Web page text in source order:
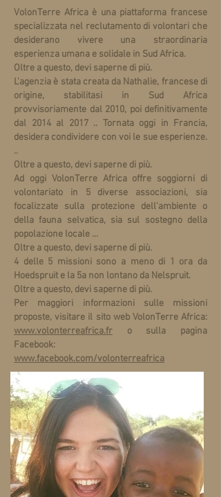
VolonTerre Africa è una piattaforma francese
specializzata nel reclutamento di volontari che
desiderano vivere una straordinaria
esperienza umana e solidale in Sud Africa.
Oltre a questo, devi saperne di più.
L'agenzia è stata creata da Nathalie, francese di
origine, stabilitasi in Sud Africa
provvisoriamente dal 2010, poi definitivamente
dal 2014 al 2017 .. Tornata oggi in Francia,
desidera condividere con voi le sue esperienze.
..
Oltre a questo, devi saperne di più.
Ad oggi VolonTerre Africa offre soggiorni di
volontariato in 5 diverse associazioni, sia
focalizzate sulla protezione dell'ambiente o
della fauna selvatica, sia sul sostegno della
popolazione locale ...
Oltre a questo, devi saperne di più.
4 delle 5 missioni sono a meno di 1 ora da
Hoedspruit e la 5a non lontano da Nelspruit.
Oltre a questo, devi saperne di più.
Per maggiori informazioni sulle missioni
proposte, visitare il sito web VolonTerre Africa:
www.volonterreafrica.fr o sulla pagina
Facebook:
www.facebook.com/volonterreafrica